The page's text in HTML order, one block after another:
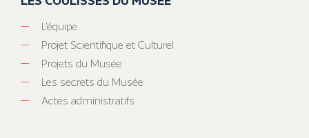
L’équipe
Projet Scientifique et Culturel
Projets du Musée
Les secrets du Musée
Actes administratifs